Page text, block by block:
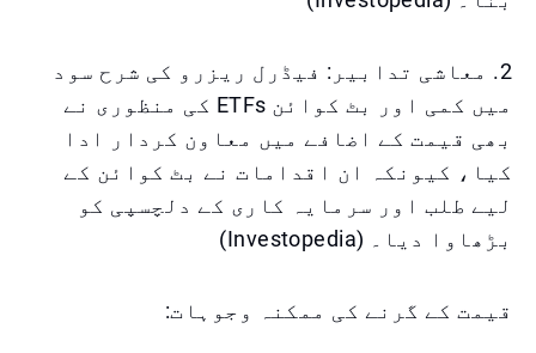
2. معاشی تدابیر: فیڈرل ریزرو کی شرح سود
میں کمی اور بٹ کوائن ETFs کی منظوری نے
بھی قیمت کے اضافے میں معاون کردار ادا
کیا، کیونکہ ان اقدامات نے بٹ کوائن کے
لیے طلب اور سرمایہ کاری کے دلچسپی کو
بڑھاوا دیا۔ (Investopedia)
قیمت کے گرنے کی ممکنہ وجوہات: